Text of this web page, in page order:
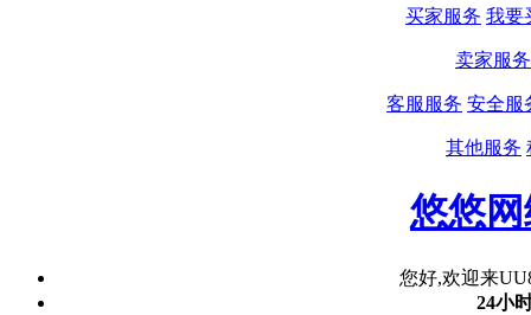
买家服务 我要
卖家服务
客服服务 安全服
其他服务
悠悠
您好,欢迎来
24小